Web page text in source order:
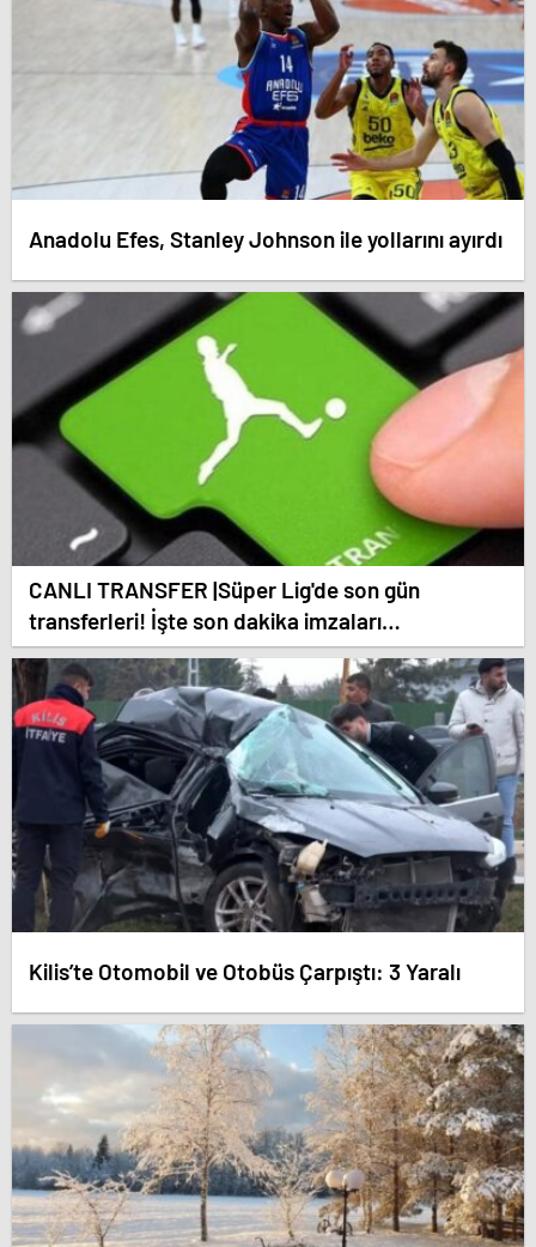
Anadolu Efes, Stanley Johnson ile yollarını ayırdı
CANLI TRANSFER |Süper Lig'de son gün
transferleri! İşte son dakika imzaları…
Kilis’te Otomobil ve Otobüs Çarpıştı: 3 Yaralı